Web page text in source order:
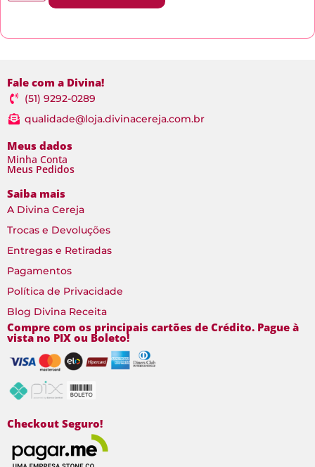
Fale com a Divina!
(51) 9292-0289
qualidade@loja.divinacereja.com.br
Meus dados
Minha Conta
Meus Pedidos
Saiba mais
A Divina Cereja
Trocas e Devoluções
Entregas e Retiradas
Pagamentos
Política de Privacidade
Blog Divina Receita
Compre com os principais cartões de Crédito. Pague à
vista no PIX ou Boleto!
Checkout Seguro!